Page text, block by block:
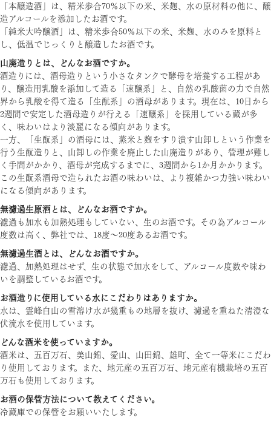
「本醸造酒」は、精米歩合70％以下の米、米麹、水の原材料の他に、醸
造アルコールを添加したお酒です。
「純米大吟醸酒」は、精米歩合50％以下の米、米麹、水のみを原料と
し、低温でじっくりと醸造したお酒です。
山廃造りとは、どんなお酒ですか。
酒造りには、酒母造りという小さなタンクで酵母を培養する工程があ
り、醸造用乳酸を添加して造る「速醸系」と、自然の乳酸菌の力で自然
界から乳酸を得て造る「生酛系」の酒母があります。現在は、10日から
2週間で安定した酒母造りが行える「速醸系」を採用している蔵が多
く、味わいはより淡麗になる傾向があります。
一方、「生酛系」の酒母には、蒸米と麹をすり潰す山卸しという作業を
行う生酛造りと、山卸しの作業を廃止した山廃造りがあり、管理が難し
く手間がかかり、酒母が完成するまでに、3週間から1か月かかります。
この生酛系酒母で造られたお酒の味わいは、より複雑かつ力強い味わい
になる傾向があります。
無濾過生原酒とは、どんなお酒ですか。
濾過も加水も加熱処理もしていない、生のお酒です。その為アルコール
度数は高く、弊社では、18度～20度あるお酒です。
無濾過生酒とは、どんなお酒ですか。
濾過、加熱処理はせず、生の状態で加水をして、アルコール度数や味わ
いを調整しているお酒です。
お酒造りに使用している水にこだわりはありますか。
水は、霊峰白山の雪溶け水が幾重もの地層を抜け、濾過を重ねた清澄な
伏流水を使用しています。
どんな酒米を使っていますか。
酒米は、五百万石、美山錦、愛山、山田錦、雄町、全て一等米にこだわ
り使用しております。また、地元産の五百万石、地元産有機栽培の五百
万石も使用しております。
お酒の保管方法について教えてください。
冷蔵庫での保管をお願いいたします。